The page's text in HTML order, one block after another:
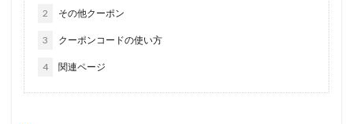
2 その他クーポン
3 クーポンコードの使い方
4 関連ページ